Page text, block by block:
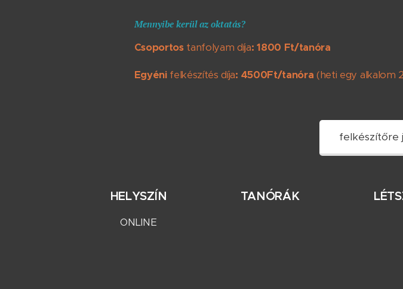
Mennyibe kerül az oktatás?
Csoportostanfolyam díja: 1800 Ft/tanóra
Egyéni felkészítés díja: 4500Ft/tanóra (heti egy alkalom
felkészítőre
HELYSZÍN
ONLINE
TANÓRÁK